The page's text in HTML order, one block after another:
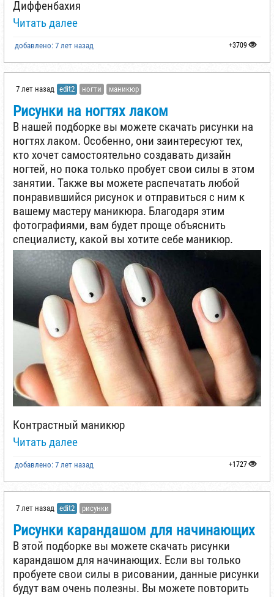
Диффенбахия
Читать далее
добавлено: 7 лет назад +3709
7 лет назад edit2 ногти маникюр
Рисунки на ногтях лаком
В нашей подборке вы можете скачать рисунки на
ногтях лаком. Особенно, они заинтересуют тех,
кто хочет самостоятельно создавать дизайн
ногтей, но пока только пробует свои силы в этом
занятии. Также вы можете распечатать любой
понравившийся рисунок и отправиться с ним к
вашему мастеру маникюра. Благодаря этим
фотографиями, вам будет проще объяснить
специалисту, какой вы хотите себе маникюр.
Контрастный маникюр
Читать далее
добавлено: 7 лет назад +1727
7 лет назад edit2 рисунки
Рисунки карандашом для начинающих
В этой подборке вы можете скачать рисунки
карандашом для начинающих. Если вы только
пробуете свои силы в рисовании, данные рисунки
будут вам очень полезны. Вы можете повторить